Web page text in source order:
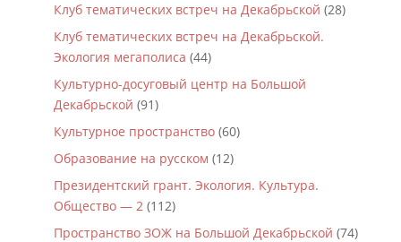
Клуб тематических встреч на Декабрьской (28)
Клуб тематических встреч на Декабрьской.
Экология мегаполиса (44)
Культурно-досуговый центр на Большой
Декабрьской (91)
Культурное пространство(60)
Образование на русском (12)
Президентский грант. Экология. Культура.
Общество — 2(112)
Пространство ЗОЖ на Большой Декабрьской (74)